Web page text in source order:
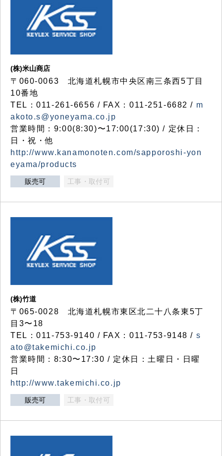
(株)米山商店
〒060-0063 北海道札幌市中央区南三条西5丁目
10番地
TEL：011-261-6656 / FAX：011-251-6682 / m
akoto.s@yoneyama.co.jp
営業時間：9:00(8:30)〜17:00(17:30) / 定休日：
日・祝・他
http://www.kanamonoten.com/sapporoshi-yon
eyama/products
販売可 工事・取付可
(株)竹道
〒065-0028 北海道札幌市東区北二十八条東5丁
目3〜18
TEL：011-753-9140 / FAX：011-753-9148 / s
ato@takemichi.co.jp
営業時間：8:30〜17:30 / 定休日：土曜日・日曜
日
http://www.takemichi.co.jp
販売可 工事・取付可